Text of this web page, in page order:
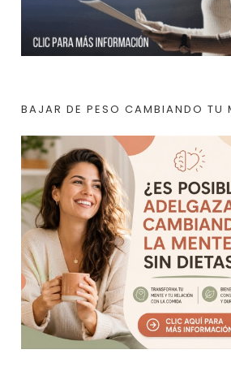
BAJAR DE PESO CAMBIANDO TU